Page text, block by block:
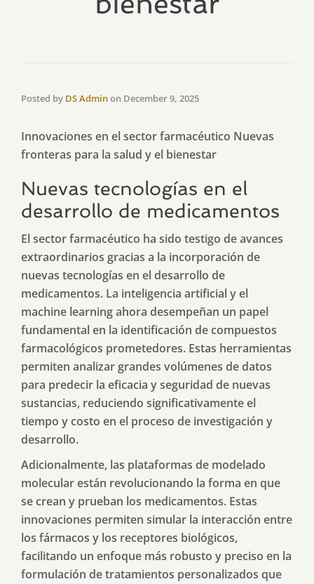
Posted by DS Adminon December 9, 2025
Innovaciones en el sector farmacéutico Nuevas
fronteras para la salud y el bienestar
Nuevas tecnologías en el
desarrollo de medicamentos
El sector farmacéutico ha sido testigo de avances
extraordinarios gracias a la incorporación de
nuevas tecnologías en el desarrollo de
medicamentos. La inteligencia artificial y el
machine learning ahora desempeñan un papel
fundamental en la identificación de compuestos
farmacológicos prometedores. Estas herramientas
permiten analizar grandes volúmenes de datos
para predecir la eficacia y seguridad de nuevas
sustancias, reduciendo significativamente el
tiempo y costo en el proceso de investigación y
desarrollo.
Adicionalmente, las plataformas de modelado
molecular están revolucionando la forma en que
se crean y prueban los medicamentos. Estas
innovaciones permiten simular la interacción entre
los fármacos y los receptores biológicos,
facilitando un enfoque más robusto y preciso en la
formulación de tratamientos personalizados que